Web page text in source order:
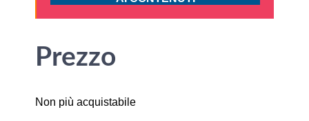
Prezzo
Non più acquistabile